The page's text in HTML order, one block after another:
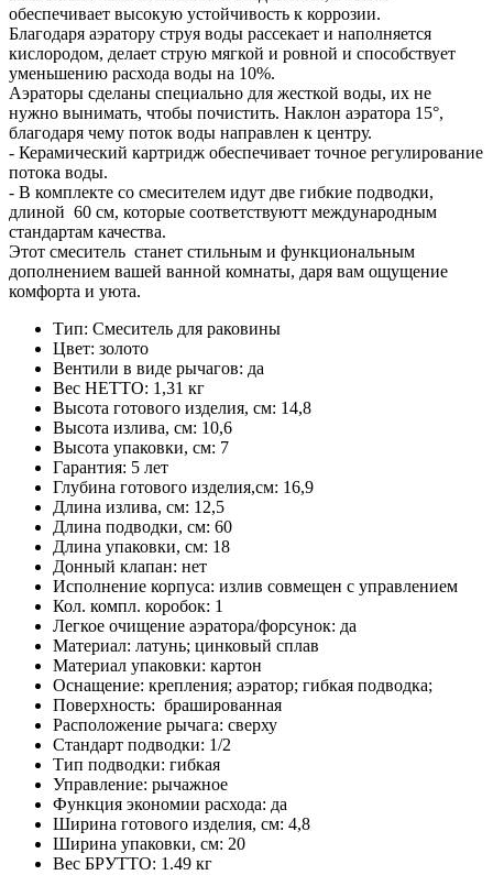
обеспечивает высокую устойчивость к коррозии.
Благодаря аэратору струя воды рассекает и наполняется
кислородом, делает струю мягкой и ровной и способствует
уменьшению расхода воды на 10%.
Аэраторы сделаны специально для жесткой воды, их не
нужно вынимать, чтобы почистить. Наклон аэратора 15°,
благодаря чему поток воды направлен к центру.
- Керамический картридж обеспечивает точное регулирование
потока воды.
- В комплекте со смесителем идут две гибкие подводки,
длиной 60 см, которые соответствуютт международным
стандартам качества.
Этот смеситель станет стильным и функциональным
дополнением вашей ванной комнаты, даря вам ощущение
комфорта и уюта.
Тип: Смеситель для раковины
Цвет: золото
Вентили в виде рычагов: да
Вес НЕТТО: 1,31 кг
Высота готового изделия, см: 14,8
Высота излива, см: 10,6
Высота упаковки, см: 7
Гарантия: 5 лет
Глубина готового изделия,см: 16,9
Длина излива, см: 12,5
Длина подводки, см: 60
Длина упаковки, см: 18
Донный клапан: нет
Исполнение корпуса: излив совмещен с управлением
Кол. компл. коробок: 1
Легкое очищение аэратора/форсунок: да
Материал: латунь; цинковый сплав
Материал упаковки: картон
Оснащение: крепления; аэратор; гибкая подводка;
Поверхность: брашированная
Расположение рычага: сверху
Стандарт подводки: 1/2
Тип подводки: гибкая
Управление: рычажное
Функция экономии расхода: да
Ширина готового изделия, см: 4,8
Ширина упаковки, см: 20
Вес БРУТТО: 1.49 кг